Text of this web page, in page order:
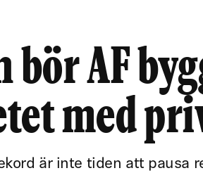
AF
med
är inte tiden att pausa